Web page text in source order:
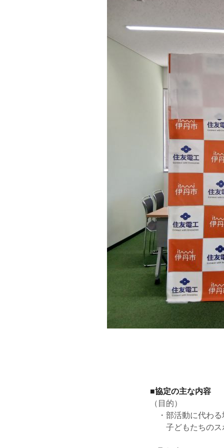
■協定の主な内容
（目的）
・部活動に代わる
子どもたちのス